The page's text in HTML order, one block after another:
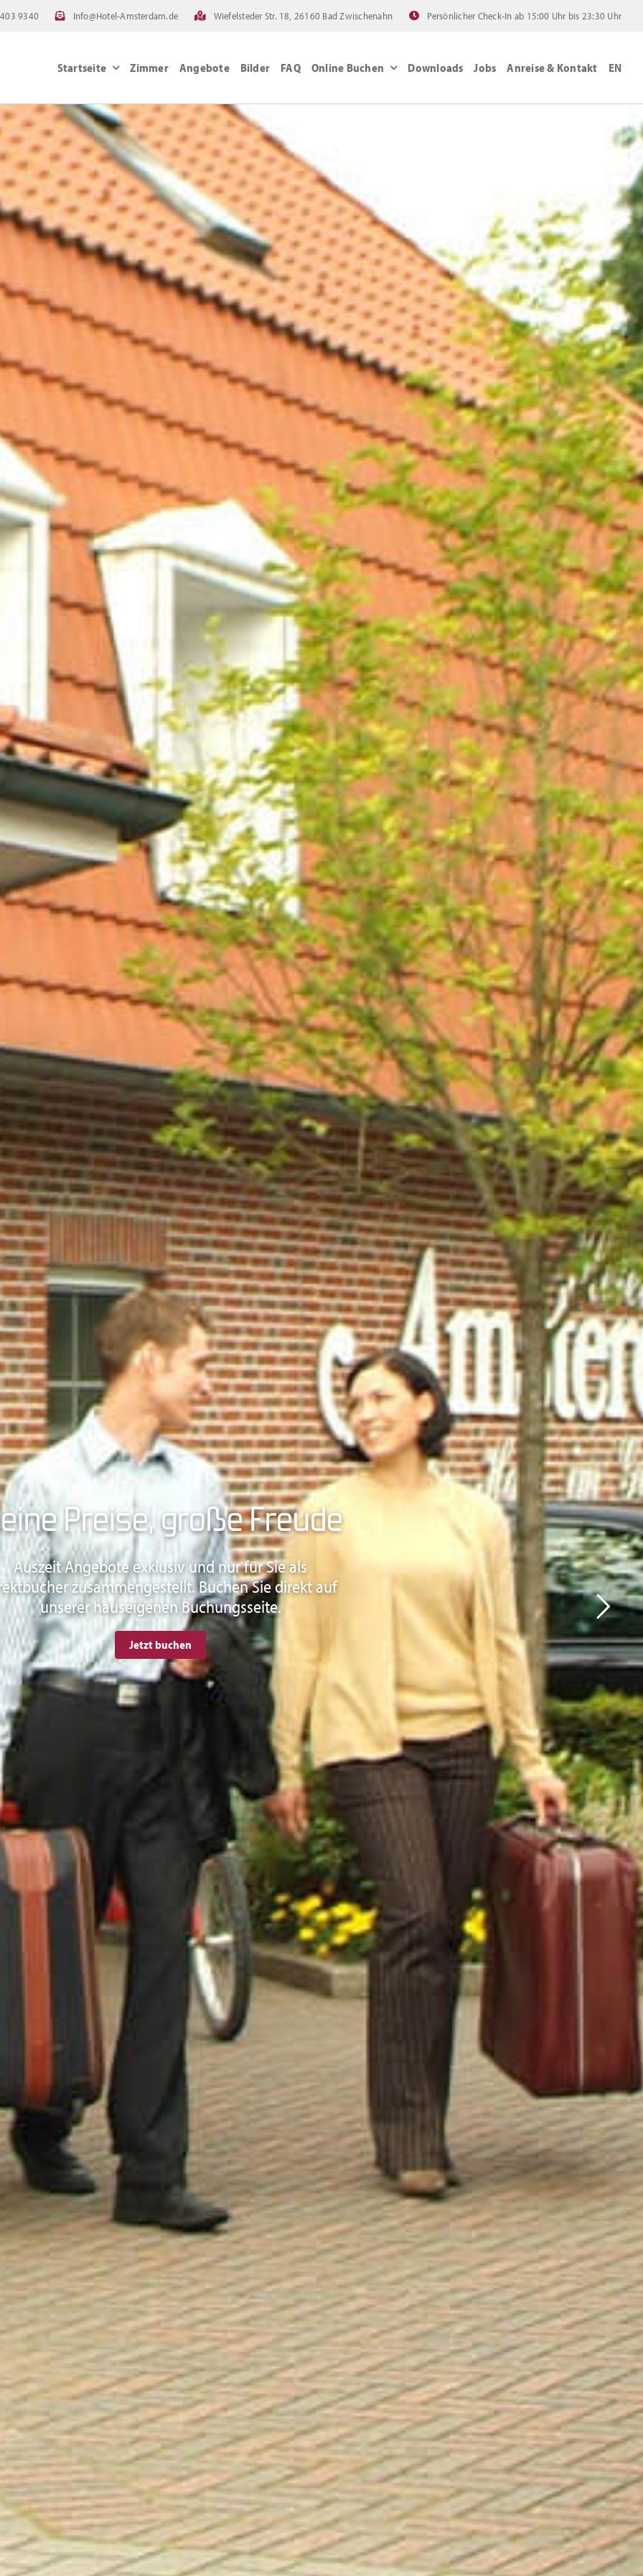
9340 Info@Hotel-Amsterdam.de Wiefelsteder Str. 18, 26160 Bad Zwischenahn Persönlicher Check-In ab 15:00 Uhr bis 23:30 Uhr
Startseite Zimmer Angebote Bilder FAQ Online Buchen Downloads Jobs Anreise & Kontakt EN
Auszeit Angebote exklusiv und nur für Sie als
zusammengestellt. Buchen Sie direkt auf
unserer hauseigenen Buchungsseite.
Preise, große Freude
Jetzt buchen